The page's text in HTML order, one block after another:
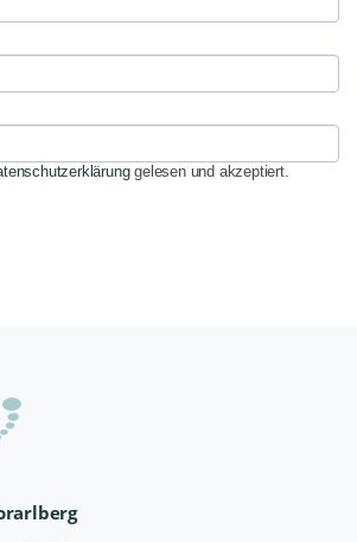
gelesen und akzeptiert.